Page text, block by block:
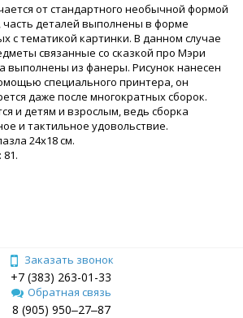
от стандартного необычной формой
часть деталей выполнены в форме
с тематикой картинки. В данном случае
связанные со сказкой про Мэри
выполнены из фанеры. Рисунок нанесен
специального принтера, он
даже после многократных сборок.
и детям и взрослым, ведь сборка
и тактильное удовольствие.
24x18 см.
Заказать звонок
+7 (383) 263-01-33
Обратная связь
8 (905) 950‒27‒87